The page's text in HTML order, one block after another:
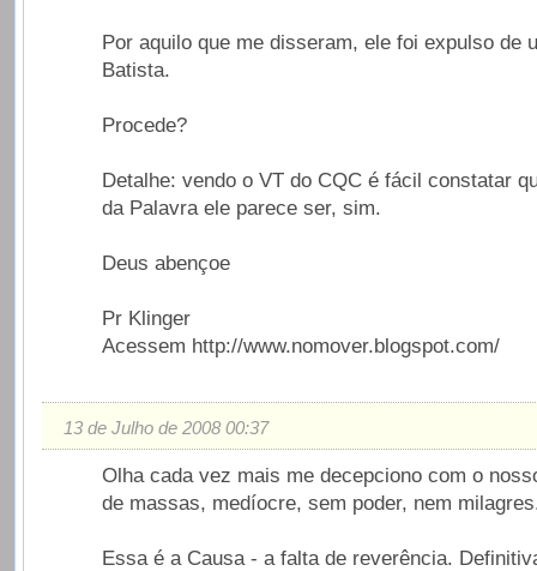
Por aquilo que me disseram, ele foi expulso de
Batista.
Procede?
Detalhe: vendo o VT do CQC é fácil constatar
da Palavra ele parece ser, sim.
Deus abençoe
Pr Klinger
Acessem http://www.nomover.blogspot.com/
13 de Julho de 2008 00:37
Olha cada vez mais me decepciono com o
de massas, medíocre, sem poder, nem
Essa é a Causa - a falta de reverência.